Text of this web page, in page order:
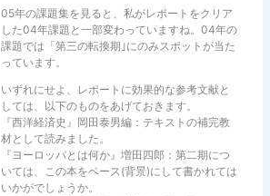
05年の課題集を見ると、私がレポートをクリア
した04年課題と一部変わっていますね。04年の
課題では「第三の転換期｣にのみスポットが当た
っています。
いずれにせよ、レポートに効果的な参考文献と
しては、以下のものをあげておきます。
『西洋経済史』岡田泰男編：テキストの補完教
材として読みました。
『ヨーロッパとは何か』増田四郎：第二期につ
いては、この本をベース(背景)にして書かれては
いかがでしょうか。